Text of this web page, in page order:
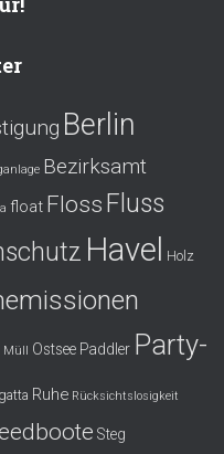
Berlin
Bezirksamt
float Floss Fluss
Havel Holz
Müll Ostsee Paddler Party-
Ruhe Rücksichtslosigkeit
Steg